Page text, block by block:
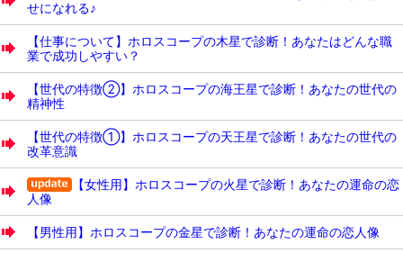
せになれる♪
【仕事について】ホロスコープの木星で診断！あなたはどんな職
業で成功しやすい？
【世代の特徴②】ホロスコープの海王星で診断！あなたの世代の
精神性
【世代の特徴①】ホロスコープの天王星で診断！あなたの世代の
改革意識
【女性用】ホロスコープの火星で診断！あなたの運命の恋
人像
【男性用】ホロスコープの金星で診断！あなたの運命の恋人像